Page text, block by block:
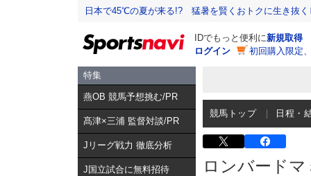
日本で45℃の夏が来る!? 猛暑を賢くおトクに生き抜く
IDでもっと便利に新規取得
ログイン
初回購入限定
特集
燕OB 競馬予想挑む/PR
髙津×三浦 監督対談/PR
Jリーグ戦力 徹底分析
J国立試合に無料招待
競馬トップ 日程・
ロンバードマ